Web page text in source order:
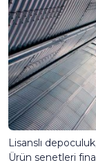
Lisanslı
Ürün senetleri